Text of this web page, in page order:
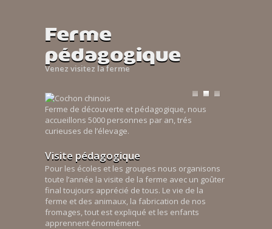
Ferme
pédagogique
Venez visitez la ferme
Ferme de découverte et pédagogique, nous
accueillons 5000 personnes par an, trés
curieuses de l’élevage.
Visite pédagogique
Pour les écoles et les groupes nous organisons
toute l’année la visite de la ferme avec un goûter
final toujours apprécié de tous. Le vie de la
ferme et des animaux, la fabrication de nos
fromages, tout est expliqué et les enfants
apprennent énormément.